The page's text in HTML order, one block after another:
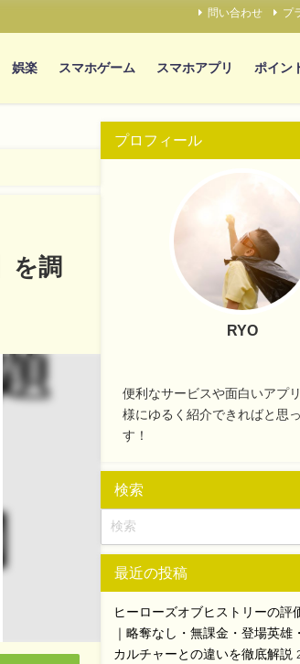
問い合わせ プ
娯楽 スマホゲーム スマホアプリ ポイン
を調
プロフィール
RYO
便利なサービスや面白いアプ
様にゆるく紹介できればと思
す！
検索
最近の投稿
ヒーローズオブヒストリーの評
｜略奪なし・無課金・登場英雄
カルチャーとの違いを徹底解説